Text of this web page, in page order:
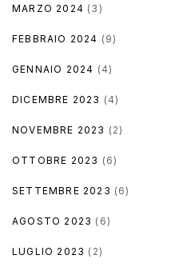
MARZO 2024 (3)
FEBBRAIO 2024 (9)
GENNAIO 2024 (4)
DICEMBRE 2023 (4)
NOVEMBRE 2023 (2)
OTTOBRE 2023 (6)
SETTEMBRE 2023 (6)
AGOSTO 2023 (6)
LUGLIO 2023 (2)